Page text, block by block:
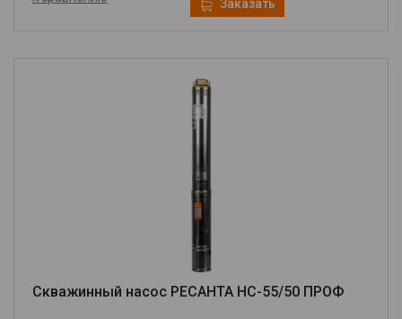
Заказать
Скважинный насос РЕСАНТА НС-55/50 ПРОФ